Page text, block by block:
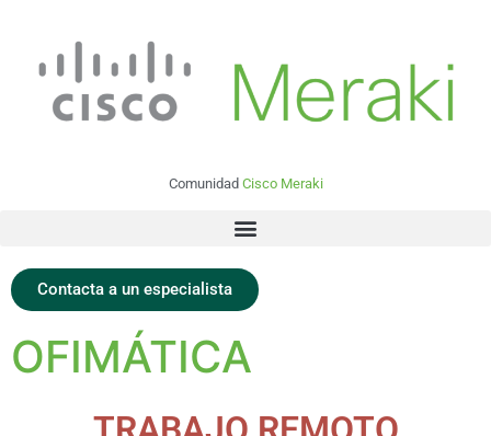
Comunidad Cisco Meraki
Contacta a un especialista
OFIMÁTICA